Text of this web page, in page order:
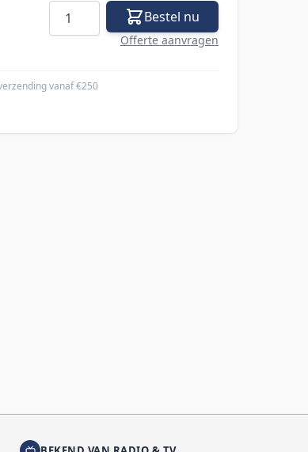
Aantal Bestel nu
Offerte aanvragen
vanaf €250